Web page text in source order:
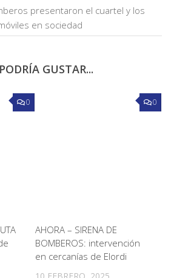
presentaron el cuartel y los
en sociedad
GUSTAR...
0 0
AHORA – SIRENA DE
BOMBEROS: intervención
en cercanías de Elordi